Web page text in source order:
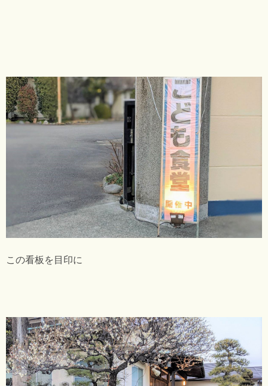
この看板を目印に